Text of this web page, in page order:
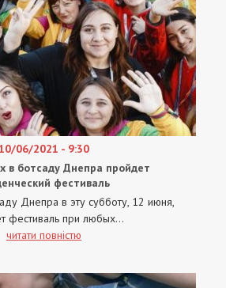
06/2021 - 9:30
в ботсаду Днепра пройдет
фестиваль
Днепра в эту субботу, 12 июня,
фестиваль при любых...
читати повністю